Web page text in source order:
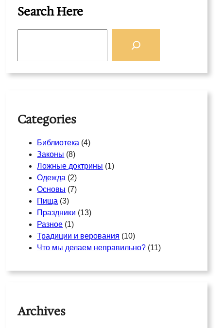
Search Here
Categories
Библиотека (4)
Законы (8)
Ложные доктрины (1)
Одежда (2)
Основы (7)
Пища (3)
Праздники (13)
Разное (1)
Традиции и верования (10)
Что мы делаем неправильно? (11)
Archives